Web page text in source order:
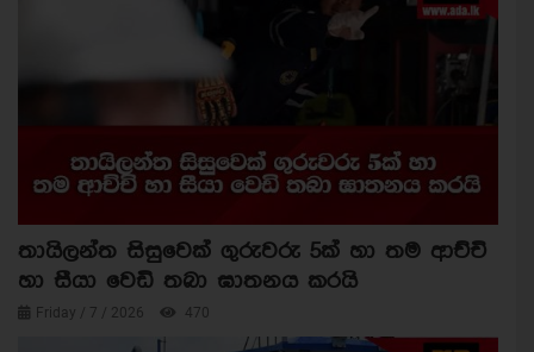
තායිලන්ත සිසුවෙක් ගුරුවරු 5ක් හා තම ආච්චි
හා සීයා වෙඩි තබා ඝාතනය කරයි
Friday / 7 / 2026 470